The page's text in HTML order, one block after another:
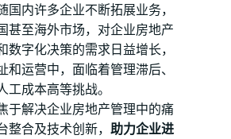
国内许多企业不断拓展业务，
甚至海外市场，对企业房地产
数字化决策的需求日益增长，
和运营中，面临着管理滞后、
工成本高等挑战。
于解决企业房地产管理中的痛
整合及技术创新， 助力企业进